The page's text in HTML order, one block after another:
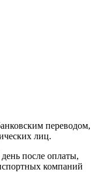
переводом,
лиц.
после оплаты,
компаний